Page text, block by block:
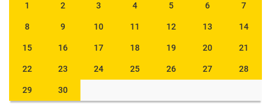
1
2 3 4 5 6 7
8 9 10 11 12 13 14
15 16 17 18 19 20 21
22 23 24 25 26 27 28
29 30